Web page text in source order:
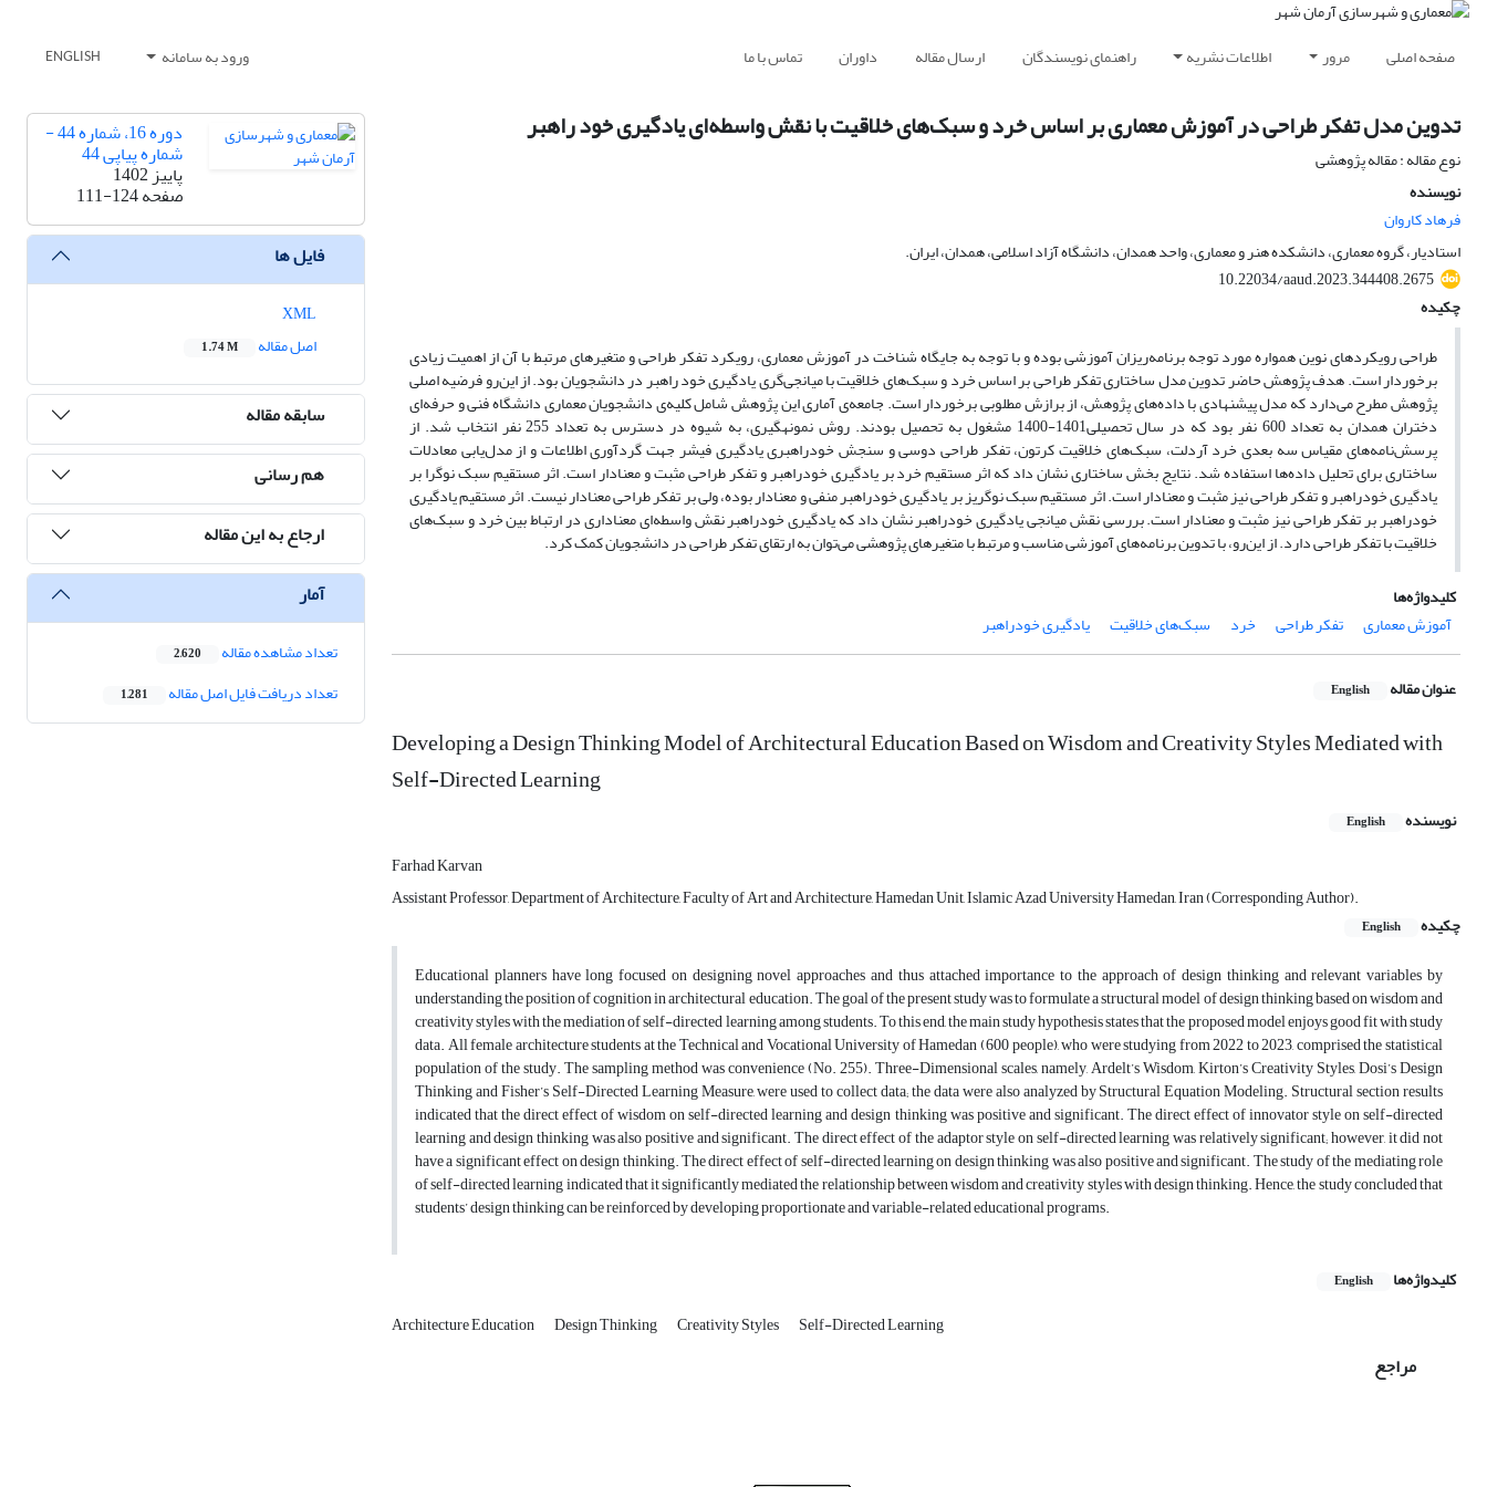
صفحه اصلی مرور اطلاعات نشریه راهنمای نویسندگان ارسال مقاله داوران تماس با ما ورود به سامانه ENGLISH
تدوین مدل تفکر طراحی در آموزش معماری بر اساس خرد و سبک‌‌های خلاقیت با نقش واسطه‌‌ای یادگیری خود راهبر
نوع مقاله : مقاله پژوهشی
نویسنده
فرهاد کاروان
استادیار، گروه معماری، دانشکده هنر و معماری، واحد همدان، دانشگاه آزاد اسلامی، همدان، ایران.
10.22034/aaud.2023.344408.2675
چکیده
طراحی رویکردهای نوین همواره مورد توجه برنامه‌‌ریزان آموزشی بوده و با توجه به جایگاه شناخت در آموزش معماری، رویکرد تفکر طراحی و متغیرهای مرتبط با آن از اهمیت زیادی
برخوردار است. هدف پژوهش حاضر تدوین مدل ساختاری تفکر طراحی بر اساس خرد و سبک‌‌های خلاقیت با میانجی‌‌‌‌‌‌‌‌گری یادگیری خود راهبر در دانشجویان بود. از این‌‌رو فرضیه اصلی
پژوهش مطرح می‌‌دارد که مدل پیشنهادی با داده‌‌های پژوهش، از برازش مطلوبی برخوردار است. جامعه‌ی آماری این پژوهش شامل کلیه‌‌ی دانشجویان معماری دانشگاه فنی و حرفه‌‌ای
دختران همدان به تعداد 600 نفر بود که در سال تحصیلی1401-1400 مشغول به تحصیل بودند. روش نمونه‎گیری، به شیوه در دسترس به تعداد 255 نفر انتخاب شد. از
پرسش‌نامه‌‌های مقیاس سه بعدی خرد آردلت، سبک‌‌های خلاقیت کرتون، تفکر طراحی دوسی و سنجش خودراهبری یادگیری فیشر جهت گردآوری اطلاعات و از مدل‌یابی معادلات
ساختاری برای تحلیل داده‌ها استفاده شد. نتایج بخش ساختاری نشان داد که اثر مستقیم خرد بر یادگیری خودراهبر و تفکر طراحی مثبت و معنادار است. اثر مستقیم سبک نوگرا بر
یادگیری خودراهبر و تفکر طراحی نیز مثبت و معنادار است. اثر مستقیم سبک نوگریز بر یادگیری خودراهبر منفی و معنادار بوده، ولی بر تفکر طراحی معنادار نیست. اثر مستقیم یادگیری
خودراهبر بر تفکر طراحی نیز مثبت و معنادار است. بررسی نقش میانجی یادگیری خودراهبر نشان داد که یادگیری خودراهبر نقش واسطه‌‌ای معناداری در ارتباط بین خرد و سبک‌‌های
خلاقیت با تفکر طراحی دارد. از این‌‌رو، با تدوین برنامه‌های آموزشی مناسب و مرتبط با متغیرهای پژوهشی می‌‌توان به ارتقای تفکر طراحی در دانشجویان کمک کرد.
کلیدواژه‌ها
آموزش معماری
تفکر طراحی خرد سبک‌‌های خلاقیت یادگیری خودراهبر
عنوان مقاله English
Developing a Design Thinking Model of Architectural Education Based on Wisdom and Creativity Styles Mediated with
Self-Directed Learning
نویسنده English
Farhad Karvan
Assistant Professor, Department of Architecture, Faculty of Art and Architecture, Hamedan Unit, Islamic Azad University Hamedan, Iran (Corresponding Author).
چکیده
English
Educational planners have long focused on designing novel approaches and thus attached importance to the approach of design thinking and relevant variables by
understanding the position of cognition in architectural education. The goal of the present study was to formulate a structural model of design thinking based on wisdom and
creativity styles with the mediation of self-directed learning among students. To this end, the main study hypothesis states that the proposed model enjoys good fit with study
data. All female architecture students at the Technical and Vocational University of Hamedan (600 people), who were studying from 2022 to 2023, comprised the statistical
population of the study. The sampling method was convenience (No. 255). Three-Dimensional scales, namely, Ardelt’s Wisdom, Kirton’s Creativity Styles, Dosi’s Design
Thinking and Fisher’s Self-Directed Learning Measure, were used to collect data; the data were also analyzed by Structural Equation Modeling. Structural section results
indicated that the direct effect of wisdom on self-directed learning and design thinking was positive and significant. The direct effect of innovator style on self-directed
learning and design thinking was also positive and significant. The direct effect of the adaptor style on self-directed learning was relatively significant; however, it did not
have a significant effect on design thinking. The direct effect of self-directed learning on design thinking was also positive and significant. The study of the mediating role
of self-directed learning indicated that it significantly mediated the relationship between wisdom and creativity styles with design thinking. Hence, the study concluded that
students’ design thinking can be reinforced by developing proportionate and variable-related educational programs.
کلیدواژه‌ها English
Architecture Education Design Thinking Creativity Styles Self-Directed Learning
مراجع
دوره 16، شماره 44 -
شماره پیاپی 44
پاییز 1402
صفحه111-124
فایل ها
اصل مقاله
1.74 M
سابقه مقاله
هم رسانی
ارجاع به این مقاله
آمار
تعداد مشاهده مقاله 2,620
تعداد دریافت فایل اصل مقاله 1,281